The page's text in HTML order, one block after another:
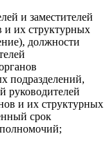
и заместителей
и их структурных
должности
подразделений,
руководителей
и их структурных
срок